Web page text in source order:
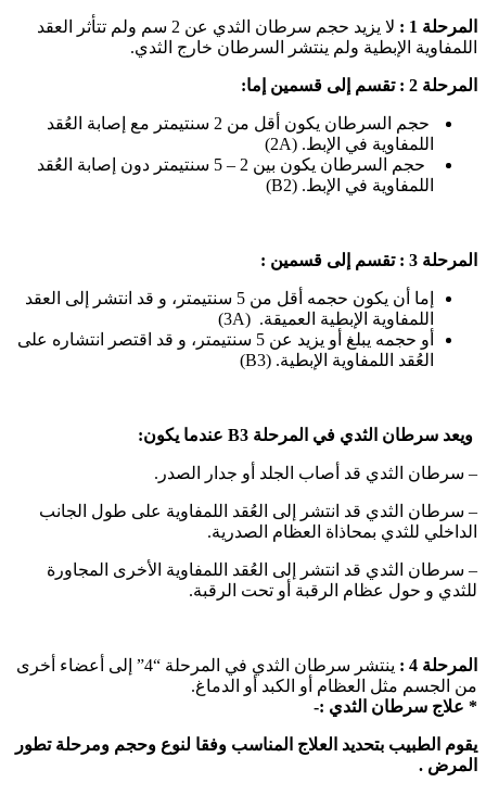
المرحلة 1 :
لا يزيد حجم سرطان الثدي عن 2 سم ولم تتأثر العقد
اللمفاوية الإبطية ولم ينتشر السرطان خارج الثدي.
المرحلة 2 : تقسم إلى قسمين إما:
حجم السرطان يكون أقل من 2 سنتيمتر مع إصابة العُقد
اللمفاوية في الإبط. (2A)
حجم السرطان يكون بين 2 – 5 سنتيمتر دون إصابة العُقد
اللمفاوية في الإبط. (B2)
المرحلة 3 : تقسم إلى قسمين :
إما أن يكون حجمه أقل من 5 سنتيمتر، و قد انتشر إلى العقد
اللمفاوية الإبطية العميقة. (3A)
أو حجمه يبلغ أو يزيد عن 5 سنتيمتر، و قد اقتصر انتشاره على
العُقد اللمفاوية الإبطية. (B3)
ويعد سرطان الثدي في المرحلة B3 عندما يكون:
– سرطان الثدي قد أصاب الجلد أو جدار الصدر.
– سرطان الثدي قد انتشر إلى العُقد اللمفاوية على طول الجانب
الداخلي للثدي بمحاذاة العظام الصدرية.
– سرطان الثدي قد انتشر إلى العُقد اللمفاوية الأخرى المجاورة
للثدي و حول عظام الرقبة أو تحت الرقبة.
المرحلة 4 :
ينتشر سرطان الثدي في المرحلة “4” إلى أعضاء أخرى
من الجسم مثل العظام أو الكبد أو الدماغ.
* علاج سرطان الثدي :-
يقوم الطبيب بتحديد العلاج المناسب وفقا لنوع وحجم ومرحلة تطور
المرض .